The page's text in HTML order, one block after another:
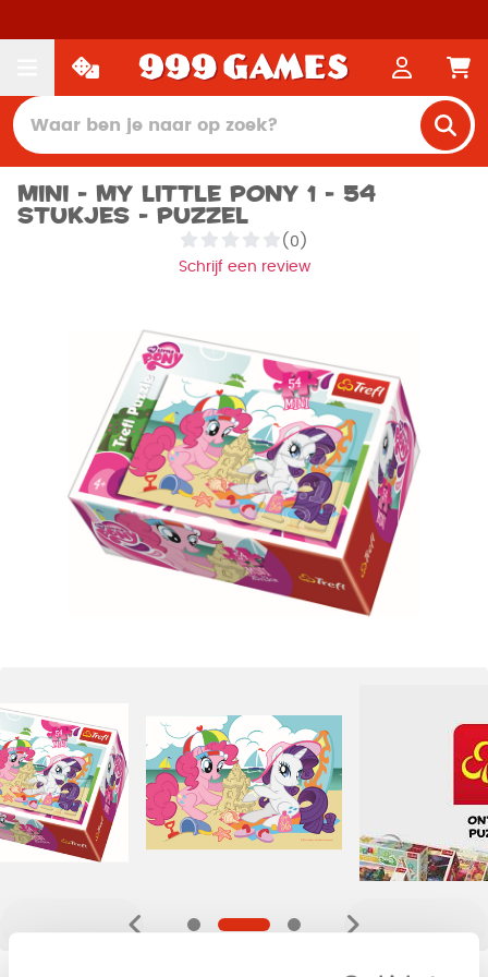
Mini - My Little Pony 1 - 54
stukjes - Puzzel
(0)
Schrijf een review